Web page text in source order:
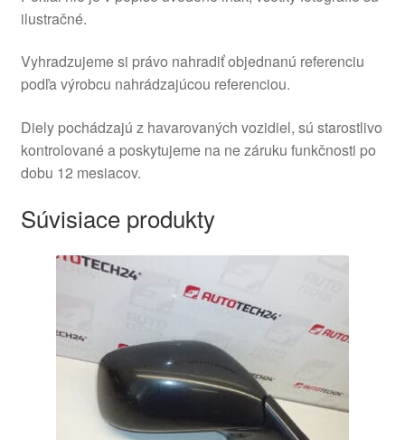
ilustračné.
Vyhradzujeme si právo nahradiť objednanú referenciu
podľa výrobcu nahrádzajúcou referenciou.
Diely pochádzajú z havarovaných vozidiel, sú starostlivo
kontrolované a poskytujeme na ne záruku funkčnosti po
dobu 12 mesiacov.
Súvisiace produkty